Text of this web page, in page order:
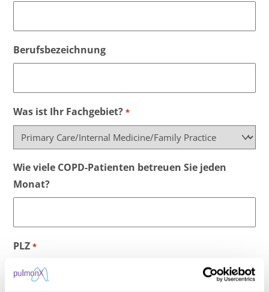
I
T
E
S
T
A
T
N
V
N
Berufsbezeichnung
Was ist Ihr Fachgebiet? *
Wie viele COPD-Patienten betreuen Sie jeden
Monat?
PLZ *